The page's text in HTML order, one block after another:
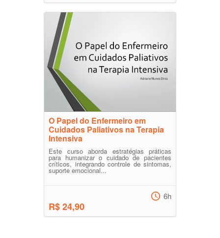
O Papel do Enfermeiro em
Cuidados Paliativos na Terapia
Intensiva
Este curso aborda estratégias práticas
para humanizar o cuidado de pacientes
críticos, integrando controle de sintomas,
suporte emocional...
R$ 24,90
6h